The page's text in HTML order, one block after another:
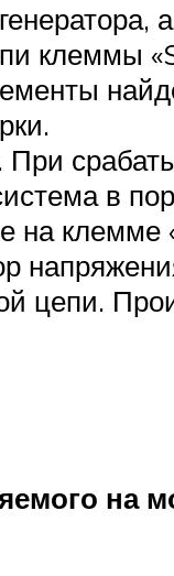
клеммы
При
в
клемме
цепи.
на